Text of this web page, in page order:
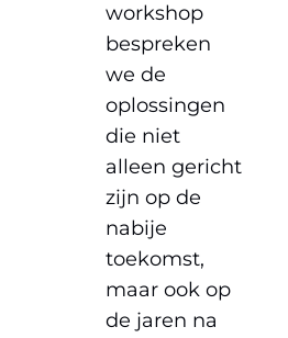
workshop
bespreken
we de
oplossingen
die niet
alleen gericht
zijn op de
nabije
toekomst,
maar ook op
de jaren na